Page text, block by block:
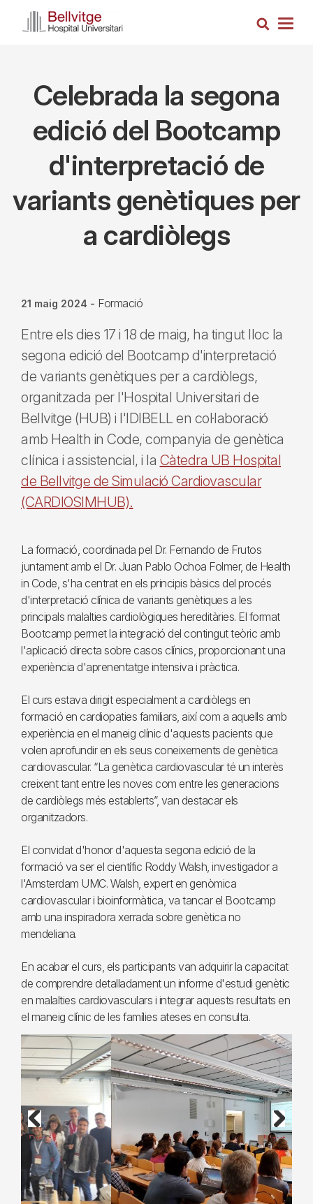
Cerca
Celebrada la segona
edició del Bootcamp
d'interpretació de
variants genètiques per
a cardiòlegs
21 maig 2024 - Formació
Entre els dies 17 i 18 de maig, ha tingut lloc la
segona edició del Bootcamp d'interpretació
de variants genètiques per a cardiòlegs,
organitzada per l'Hospital Universitari de
Bellvitge (HUB) i l'IDIBELL en col·laboració
amb Health in Code, companyia de genètica
clínica i assistencial, i la Càtedra UB Hospital
de Bellvitge de Simulació Cardiovascular
(CARDIOSIMHUB).
La formació, coordinada pel Dr. Fernando de Frutos
juntament amb el Dr. Juan Pablo Ochoa Folmer, de Health
in Code, s'ha centrat en els principis bàsics del procés
d'interpretació clínica de variants genètiques a les
principals malalties cardiològiques hereditàries. El format
Bootcamp permet la integració del contingut teòric amb
l'aplicació directa sobre casos clínics, proporcionant una
experiència d'aprenentatge intensiva i pràctica.
El curs estava dirigit especialment a cardiòlegs en
formació en cardiopaties familiars, així com a aquells amb
experiència en el maneig clínic d'aquests pacients que
volen aprofundir en els seus coneixements de genètica
cardiovascular. “La genètica cardiovascular té un interès
creixent tant entre les noves com entre les generacions
de cardiòlegs més establerts”, van destacar els
organitzadors.
El convidat d'honor d'aquesta segona edició de la
formació va ser el científic Roddy Walsh, investigador a
l'Amsterdam UMC. Walsh, expert en genòmica
cardiovascular i bioinformàtica, va tancar el Bootcamp
amb una inspiradora xerrada sobre genètica no
mendeliana.
En acabar el curs, els participants van adquirir la capacitat
de comprendre detalladament un informe d'estudi genètic
en malalties cardiovasculars i integrar aquests resultats en
el maneig clínic de les famílies ateses en consulta.
Previous Next